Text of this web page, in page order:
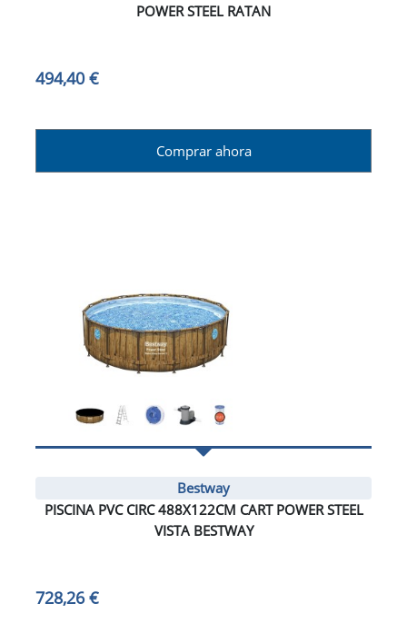
POWER STEEL RATAN
494,40 €
Comprar ahora
Bestway
PISCINA PVC CIRC 488X122CM CART POWER STEEL
VISTA BESTWAY
728,26 €